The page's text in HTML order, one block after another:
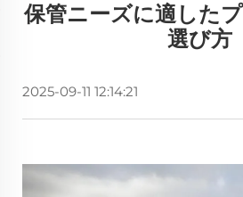
保管ニーズに適した
選び方
2025-09-11 12:14:21